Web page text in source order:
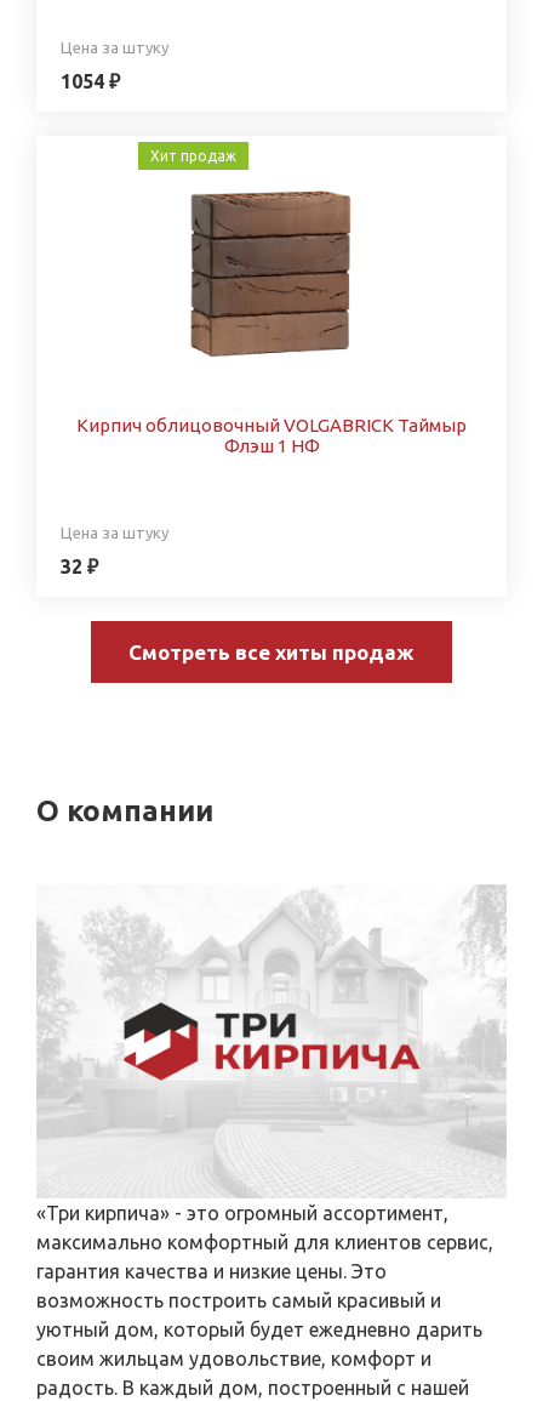
Цена за штуку
1054 ₽
Хит продаж
Кирпич облицовочный VOLGABRICK Таймыр
Флэш 1 НФ
Цена за штуку
32 ₽
Смотреть все хиты продаж
О компании
«Три кирпича» - это огромный ассортимент,
максимально комфортный для клиентов сервис,
гарантия качества и низкие цены. Это
возможность построить самый красивый и
уютный дом, который будет ежедневно дарить
своим жильцам удовольствие, комфорт и
радость. В каждый дом, построенный с нашей